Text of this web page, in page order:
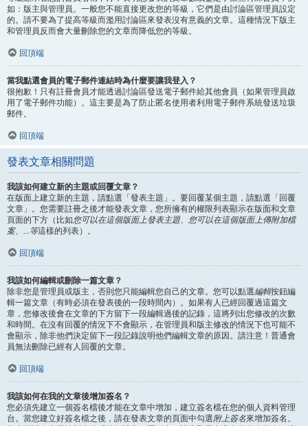
如：版主與管理員。一般您不能直接更改您的等級，它們是由討論區管理員設定
的。請不要為了提高等級而濫用討論區來發表沒有意義的文章。這種情況下版主
和管理員反而會大量刪除您的文章而降低您的等級。
回頂端
當我點選會員的電子郵件連結時為什麼要讓我登入？
很抱歉！只有註冊會員才能透過討論區發送電子郵件給其他會員（如果管理員啟
用了電子郵件功能）。這主要是為了防止匿名使用者利用電子郵件系統發送垃圾
郵件。
回頂端
發表文章相關問題
我該如何建立新的主題或回覆文章？
在版面上建立新的主題，請點選「發表主題」。要回覆某個主題，請點選「回覆
文章」。您需要註冊之後才能發表文章，您所擁有的權限列表顯示在版面和文章
頁面的下方（比如您可以在這個版面上發表主題、您可以在這個版面上傳附加檔
案、...等這樣的列表）。
回頂端
我該如何編輯或刪除一篇文章？
除非您是管理員或版主，否則您只能編輯您自己的文章。您可以點選編輯按鈕編
輯一篇文章（有時必須在發表後的一段時間內）。如果有人已經回覆過這篇文
章，您修改後會在文章的下方留下一段編輯過後的記錄，這將列出您修改的次數
和時間。在沒有回覆的情況下不會顯示，在管理員和版主修改的情況下也可能不
會顯示，除非他們決定留下一段記錄說明他們編輯文章的原因。請注意！普通會
員無法刪除已經有人回覆的文章。
回頂端
我該如何在我的文章後增加簽名？
您必須先建立一個簽名檔後才能在文章中增加，建立簽名檔在您的個人資料管理
台。當您建立好簽名檔之後，請在發表文章的頁面中勾選附上簽名來增加簽名。